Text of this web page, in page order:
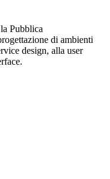
Pubblica
di ambienti
design, alla user